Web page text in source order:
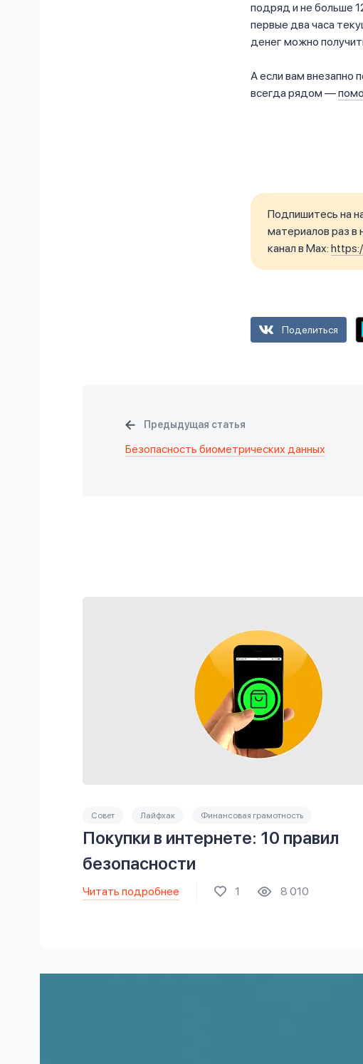
подряд и не больше
первые два часа
денег можно
А если вам внезапно
всегда рядом —
Подпишитесь на
материалов раз в
канал в Max:
Поделиться
Предыдущая статья
Безопасность биометрических данных
Совет Лайфхак Финансовая грамотность
Покупки в интернете: 10 правил
безопасности
Читать подробнее 1 8 010